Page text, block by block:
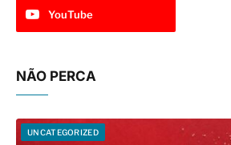
YouTube
NÃO PERCA
UNCATEGORIZED